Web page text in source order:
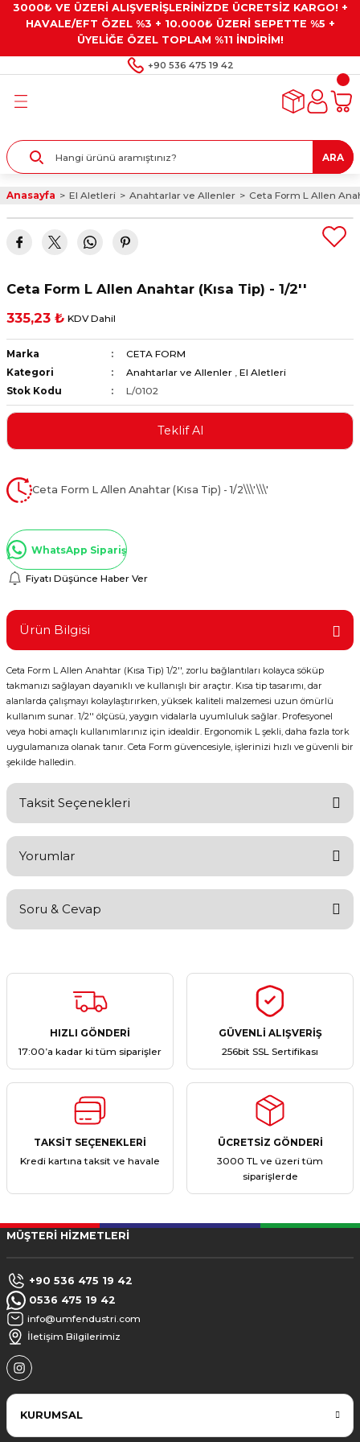
3000₺ VE ÜZERİ ALIŞVERİŞLERİNİZDE ÜCRETSİZ KARGO! +
HAVALE/EFT ÖZEL %3 + 10.000₺ ÜZERİ SEPETTE %5 +
ÜYELİĞE ÖZEL TOPLAM %11 İNDİRİM!
+90 536 475 19 42
Geri Dön
Kaplamalar
Geri Dön
Geri Dön
Gresler
Geri Dön
Alet Setleri
ve Multimetreler
ve Penseler
Aletleri
Geri Dön
Taşları ve
ARA
Anasayfa El Aletleri Anahtarlar ve Allenler Ceta Form L Allen
Ceta Form L Allen Anahtar (Kısa Tip) - 1/2''
335,23 ₺ KDV Dahil
Marka
CETA FORM
Kategori
Anahtarlar ve Allenler , El Aletleri
Stok Kodu
L/0102
Teklif Al
Ceta Form L Allen Anahtar (Kısa Tip) - 1/2\\\'\\\'
WhatsApp Sipariş
Fiyatı Düşünce Haber Ver
Ürün Bilgisi
Ceta Form L Allen Anahtar (Kısa Tip) 1/2'', zorlu bağlantıları kolayca söküp
takmanızı sağlayan dayanıklı ve kullanışlı bir araçtır. Kısa tip tasarımı, dar
alanlarda çalışmayı kolaylaştırırken, yüksek kaliteli malzemesi uzun ömürlü
kullanım sunar. 1/2'' ölçüsü, yaygın vidalarla uyumluluk sağlar. Profesyonel
veya hobi amaçlı kullanımlarınız için idealdir. Ergonomik L şekli, daha fazla tork
uygulamanıza olanak tanır. Ceta Form güvencesiyle, işlerinizi hızlı ve güvenli bir
şekilde halledin.
Taksit Seçenekleri
Yorumlar
Yorum Yaz
Soru & Cevap
Ürün hakkında henüz soru sorulmamış.
HIZLI GÖNDERİ
17:00’a kadar ki tüm siparişler
GÜVENLİ ALIŞVERİŞ
256bit SSL Sertifikası
TAKSİT SEÇENEKLERİ
Kredi kartına taksit ve havale
ÜCRETSİZ GÖNDERİ
3000 TL ve üzeri tüm
siparişlerde
MÜŞTERİ HİZMETLERİ
+90 536 475 19 42
0536 475 19 42
info@umfendustri.com
İletişim Bilgilerimiz
KURUMSAL